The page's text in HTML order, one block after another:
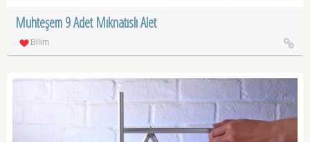
Muhteşem 9 Adet Mıknatıslı Alet
Bilim